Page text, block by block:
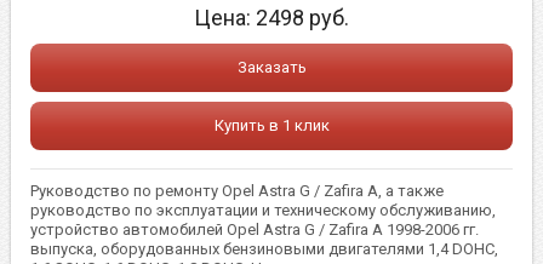
Цена: 2498 руб.
Заказать
Купить в 1 клик
Руководство по ремонту Opel Astra G / Zafira A, а также
руководство по эксплуатации и техническому обслуживанию,
устройство автомобилей Opel Astra G / Zafira A 1998-2006 гг.
выпуска, оборудованных бензиновыми двигателями 1,4 DOHC,